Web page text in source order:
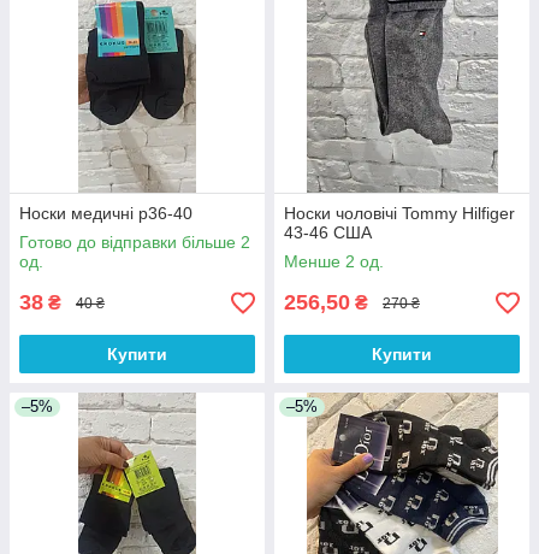
Носки медичні р36-40
Готово до відправки більше 2
од.
38 ₴ 40 ₴
Купити
Носки чоловічі Tommy Hilfiger
43-46 США
Менше 2 од.
256,50 ₴ 270 ₴
Купити
–5% –5%